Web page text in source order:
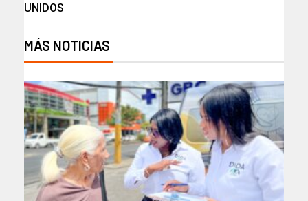
UNIDOS
MÁS NOTICIAS